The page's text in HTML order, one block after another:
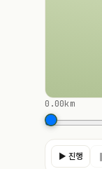
0.00km
▶ 진행